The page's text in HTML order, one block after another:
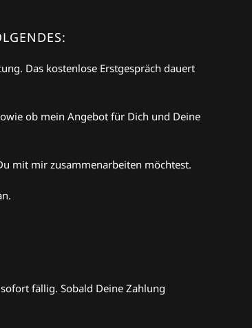
Das kostenlose Erstgespräch dauert
ob mein Angebot für Dich und Deine
mit mir zusammenarbeiten möchtest.
fällig. Sobald Deine Zahlung